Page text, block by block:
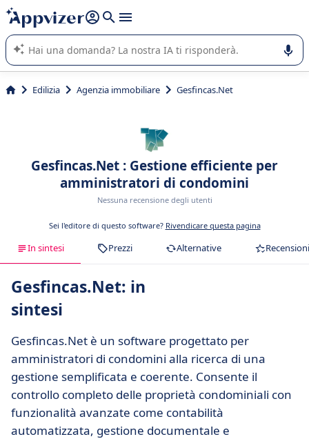
righe con
shift + enter
L'IA di Appvizer vi guida nell'utilizzo o nella scelta di un
software SaaS per la vostra azienda.
Edilizia Agenzia immobiliare Gesfincas.Net
Gesfincas.Net : Gestione efficiente per
amministratori di condomini
Nessuna recensione degli utenti
Sei l'editore di questo software? Rivendicare questa pagina
In sintesi Prezzi Alternative Recensioni
Gesfincas.Net: in
sintesi
Gesfincas.Net è un software progettato per
amministratori di condomini alla ricerca di una
gestione semplificata e coerente. Consente il
controllo completo delle proprietà condominiali con
funzionalità avanzate come contabilità
automatizzata, gestione documentale e